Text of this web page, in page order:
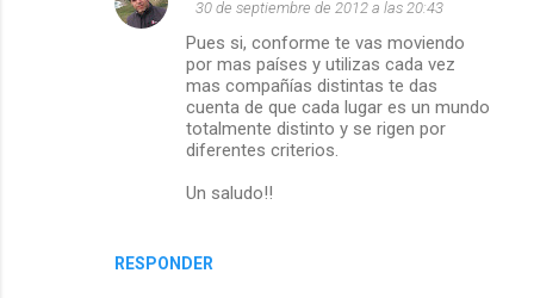
RESPONDER
30 de septiembre de 2012 a las 20:43
Pues si, conforme te vas moviendo
por mas países y utilizas cada vez
mas compañías distintas te das
cuenta de que cada lugar es un mundo
totalmente distinto y se rigen por
diferentes criterios.
Un saludo!!